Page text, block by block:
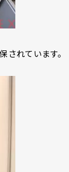
されています。